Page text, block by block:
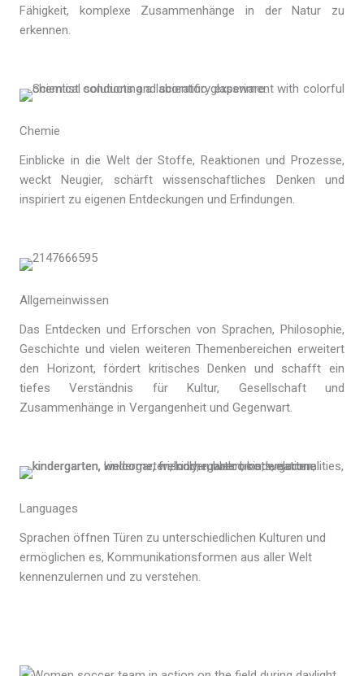
Fähigkeit, komplexe Zusammenhänge in der Natur zu
erkennen.
Chemie
Einblicke in die Welt der Stoffe, Reaktionen und Prozesse,
weckt Neugier, schärft wissenschaftliches Denken und
inspiriert zu eigenen Entdeckungen und Erfindungen.
Allgemeinwissen
Das Entdecken und Erforschen von Sprachen, Philosophie,
Geschichte und vielen weiteren Themenbereichen erweitert
den Horizont, fördert kritisches Denken und schafft ein
tiefes Verständnis für Kultur, Gesellschaft und
Zusammenhänge in Vergangenheit und Gegenwart.
Languages
Sprachen öffnen Türen zu unterschiedlichen Kulturen und
ermöglichen es, Kommunikationsformen aus aller Welt
kennenzulernen und zu verstehen.